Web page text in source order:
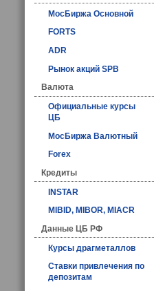
МосБиржа Основной
FORTS
ADR
Рынок акций SPB
Валюта
Официальные курсы
ЦБ
МосБиржа Валютный
Forex
Кредиты
INSTAR
MIBID, MIBOR, MIACR
Данные ЦБ РФ
Курсы драгметаллов
Ставки привлечения по
депозитам